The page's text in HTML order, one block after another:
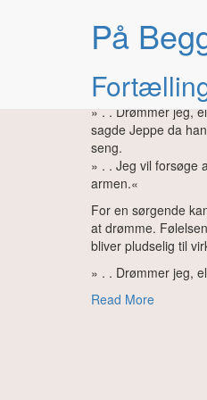
På
ÆGTE
» . . Drømmer jeg,
sagde Jeppe da
seng.
» . . Jeg vil forsøge
armen.«
For en sørgende
at drømme.
bliver pludselig til
» . . Drømmer jeg,
Read More